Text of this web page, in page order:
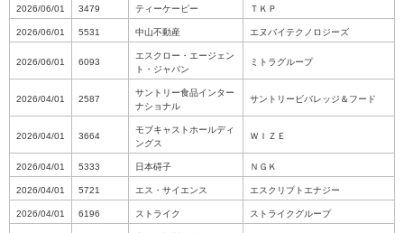
2026/06/01 3479 ティーケーピー ＴＫＰ
2026/06/01 5531 中山不動産 エヌバイテクノロジーズ
2026/06/01 6093
エスクロー・エージェン
ト・ジャパン
ミトラグループ
2026/04/01 2587
サントリー食品インター
ナショナル
サントリービバレッジ＆フード
2026/04/01 3664
モブキャストホールディ
ングス
ＷＩＺＥ
2026/04/01 5333 日本碍子 ＮＧＫ
2026/04/01 5721 エス・サイエンス エスクリプトエナジー
2026/04/01 6196 ストライク ストライクグループ